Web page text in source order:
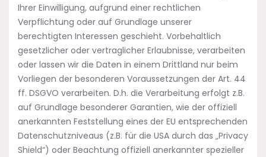
Ihrer Einwilligung, aufgrund einer rechtlichen
Verpflichtung oder auf Grundlage unserer
berechtigten Interessen geschieht. Vorbehaltlich
gesetzlicher oder vertraglicher Erlaubnisse, verarbeiten
oder lassen wir die Daten in einem Drittland nur beim
Vorliegen der besonderen Voraussetzungen der Art. 44
ff. DSGVO verarbeiten. D.h. die Verarbeitung erfolgt z.B.
auf Grundlage besonderer Garantien, wie der offiziell
anerkannten Feststellung eines der EU entsprechenden
Datenschutzniveaus (z.B. für die USA durch das „Privacy
Shield“) oder Beachtung offiziell anerkannter spezieller